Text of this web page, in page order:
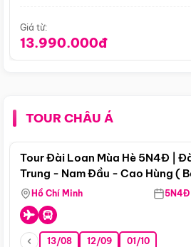
Giá từ:
13.990.000đ
TOUR CHÂU Á
Tour Đài Loan Mùa Hè 5N4Đ |
Trung - Nam Đầu - Cao Hùng (
Hồ Chí Minh 5N4Đ
13/08 12/09 01/10